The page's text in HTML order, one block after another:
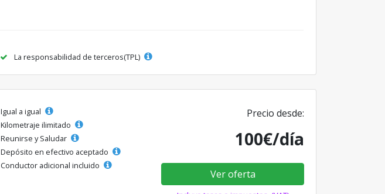
La responsabilidad de terceros(TPL)
Igual a igual
Kilometraje ilimitado
Reunirse y Saludar
Depósito en efectivo aceptado
Conductor adicional incluido
Precio desde:
100€/día
Ver oferta